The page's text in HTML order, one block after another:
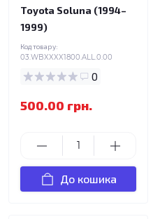
Toyota Soluna (1994–
1999)
Код товару:
03.WBXXXX1800.ALL.0.00
0
500.00 грн.
До кошика